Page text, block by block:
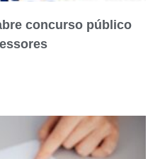
concurso público